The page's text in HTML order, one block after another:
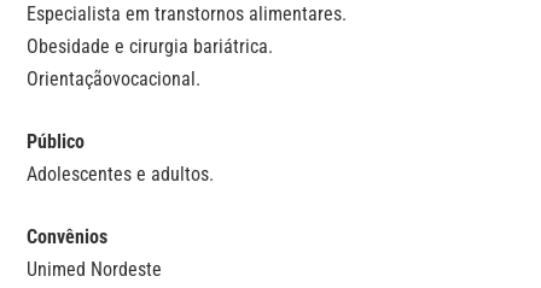
Especialista em transtornos alimentares.
Obesidade e cirurgia bariátrica.
Orientaçãovocacional.
Público
Adolescentes e adultos.
Convênios
Unimed Nordeste